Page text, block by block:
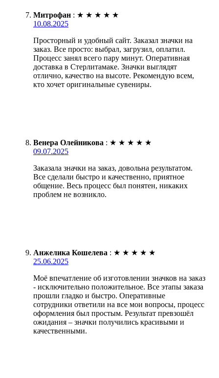
Митрофан : ★ ★ ★ ★ ★
10.08.2025
Просторный и удобный сайт. Заказал значки на
заказ. Все просто: выбрал, загрузил, оплатил.
Процесс занял всего пару минут. Оперативная
доставка в Стерлитамаке. Значки выглядят
отлично, качество на высоте. Рекомендую всем,
кто хочет оригинальные сувениры.
Венера Олейникова : ★ ★ ★ ★ ★
09.07.2025
Заказала значки на заказ, довольна результатом.
Все сделали быстро и качественно, приятное
общение. Весь процесс был понятен, никаких
проблем не возникло.
Анжелика Кошелева : ★ ★ ★ ★ ★
25.06.2025
Моё впечатление об изготовлении значков на заказ
- исключительно положительное. Все этапы заказа
прошли гладко и быстро. Оперативные
сотрудники ответили на все мои вопросы, процесс
оформления был простым. Результат превзошёл
ожидания – значки получились красивыми и
качественными.